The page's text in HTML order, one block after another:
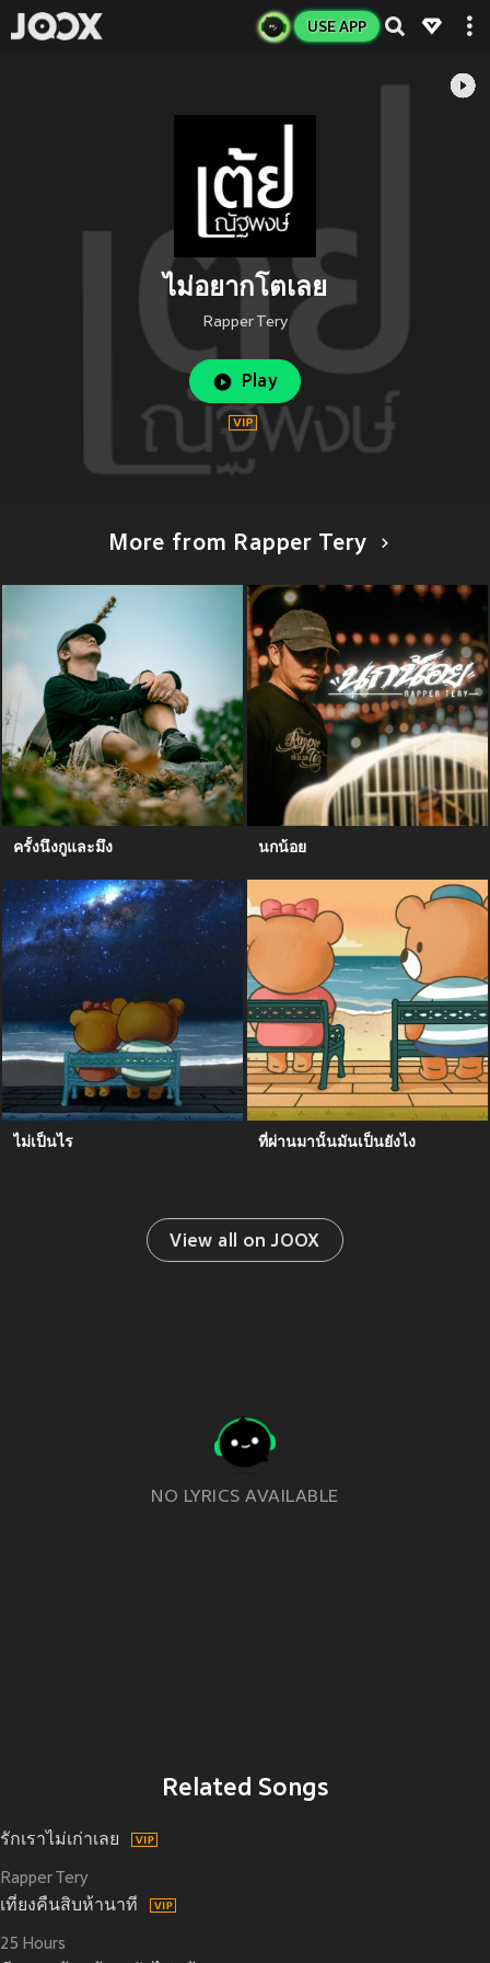
USE APP
ไม่อยากโตเลย
Rapper Tery
Play
More from Rapper Tery
ครั้งนึงกูและมึง นกน้อย
ไม่เป็นไร ที่ผ่านมานั้นมันเป็นยังไง
View all on JOOX
NO LYRICS AVAILABLE
Related Songs
รักเราไม่เก่าเลย
Rapper Tery
เที่ยงคืนสิบห้านาที
25 Hours